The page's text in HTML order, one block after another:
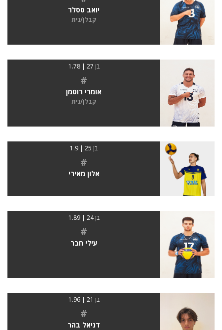
יואב ססלר
קבלן/נית
בן 27 | 1.78
#
אומרי רוטמן
קבלן/נית
בן 25 | 1.9
#
אלון מאירי
בן 24 | 1.89
#
עילי חבר
בן 21 | 1.96
#
דניאל בהר